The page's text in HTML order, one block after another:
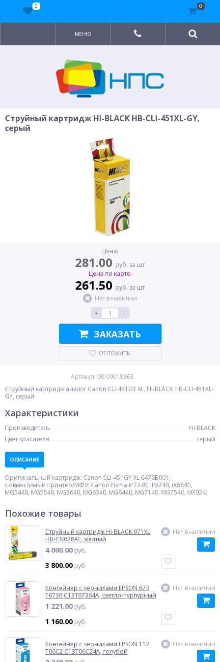
МЕНЮ
Струйный картридж HI-BLACK HB-CLI-451XL-GY,
серый
Цена:
281.00 руб. за шт
Цена по карте:
261.50 руб. за шт
Нет в наличии
-
+
ЗАКАЗАТЬ
ОТЛОЖИТЬ
Артикул: 00-00018868
Струйный картридж аналог Canon CLI-451GY XL, HI-BLACK HB-CLI-451XL-
GY, серый
Характеристики
Производитель
HI-BLACK
Цвет красителя
серый
ОПИСАНИЕ
Оригинальный картридж: Canon CLI-451GY XL 6476B001;
Совместимый принтер/МФУ: Canon Pixma iP7240, iP8740, iX6840,
MG5440, MG5540, MG5640, MG6340, MG6440, MG7140, MG7540, MX924;
Похожие товары
Струйный картридж HI-BLACK 971XL
HB-CN628AE, желтый
4 000.00 руб.
3 800.00 руб.
Нет в наличии
Контейнер с чернилами EPSON 673
T6736 C13T67364A, светло-пурпурный
1 221.00 руб.
1 160.00 руб.
Нет в наличии
Контейнер с чернилами EPSON 112
T06C2 C13T06C24A, голубой
Нет в наличии
0 0